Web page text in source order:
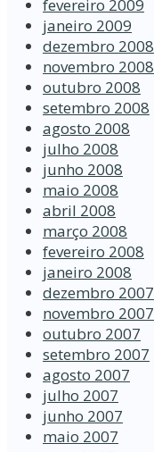
fevereiro 2009
janeiro 2009
dezembro 2008
novembro 2008
outubro 2008
setembro 2008
agosto 2008
julho 2008
junho 2008
maio 2008
abril 2008
março 2008
fevereiro 2008
janeiro 2008
dezembro 2007
novembro 2007
outubro 2007
setembro 2007
agosto 2007
julho 2007
junho 2007
maio 2007